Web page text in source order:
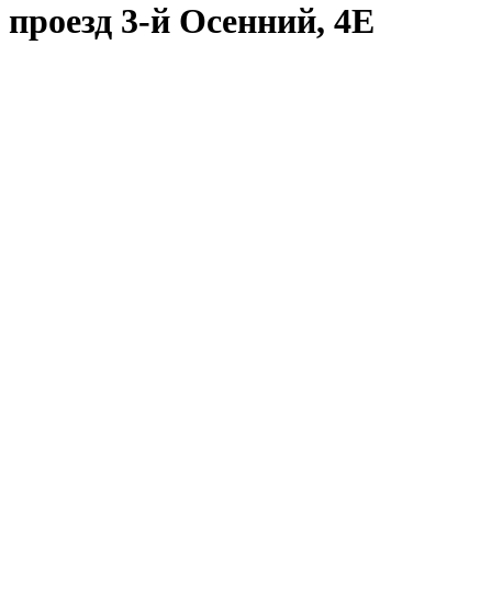
проезд 3-й Осенний, 4Е